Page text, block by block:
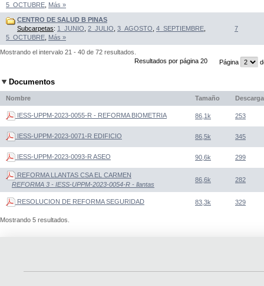
5_OCTUBRE Más »
CENTRO DE SALUD B PINAS
Subcarpetas: 1_JUNIO 2_JULIO 3_AGOSTO 4_SEPTIEMBRE
5_OCTUBRE Más »
7
Mostrando el intervalo 21 - 40 de 72 resultados.
Resultados por página 20
Página
Documentos
Nombre Tamaño
IESS-UPPM-2023-0055-R - REFORMA BIOMETRIA 86,1k 253
IESS-UPPM-2023-0071-R EDIFICIO 86,5k 345
IESS-UPPM-2023-0093-R ASEO 90,6k 299
REFORMA LLANTAS CSA EL CARMEN
REFORMA 3 - IESS-UPPM-2023-0054-R - llantas
86,6k 282
RESOLUCION DE REFORMA SEGURIDAD 83,3k 329
Mostrando 5 resultados.